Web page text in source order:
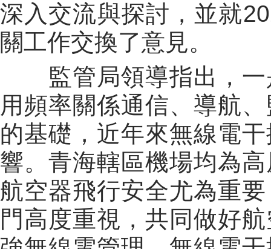
深入交流與探討，並就
關工作交換了意見。
監管局領導指出，
用頻率關係通信、導航
的基礎，近年來無線電
響。青海轄區機場均為
航空器飛行安全尤為重
門高度重視，共同做好